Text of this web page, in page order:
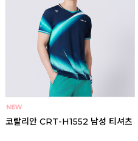
코랄리안 CRT-H1552 남성 티셔츠